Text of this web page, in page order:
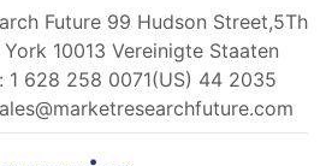
Future 99 Hudson Street,5Th
10013 Vereinigte Staaten
1 628 258 0071(US) 44 2035